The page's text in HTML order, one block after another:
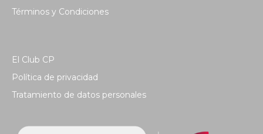
Términos y Condiciones
El Club CP
Política de privacidad
Tratamiento de datos personales